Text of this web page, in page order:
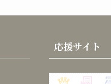
応援サイト